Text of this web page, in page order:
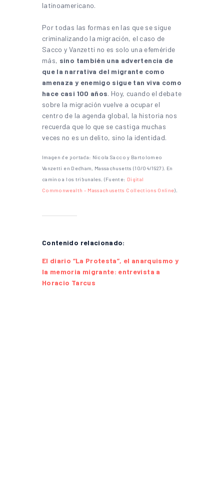
latinoamericano.
Por todas las formas en las que se sigue
criminalizando la migración, el caso de
Sacco y Vanzetti no es solo una efeméride
más, sino también una advertencia de
que la narrativa del migrante como
amenaza y enemigo sigue tan viva como
hace casi 100 años. Hoy, cuando el debate
sobre la migración vuelve a ocupar el
centro de la agenda global, la historia nos
recuerda que lo que se castiga muchas
veces no es un delito, sino la identidad.
Imagen de portada: Nicola Sacco y Bartolomeo
Vanzetti en Dedham, Massachusetts (10/04/1927). En
camino a los tribunales. (Fuente: Digital
Commonwealth – Massachusetts Collections Online).
Contenido relacionado:
El diario “La Protesta”, el anarquismo y
la memoria migrante: entrevista a
Horacio Tarcus